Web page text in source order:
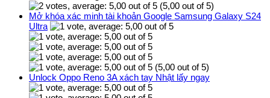
(5,00 out of 5)
Mở khóa xác minh tài khoản Google Samsung Galaxy S24
Ultra
(5,00 out of 5)
Unlock Oppo Reno 3A xách tay Nhật lấy ngay